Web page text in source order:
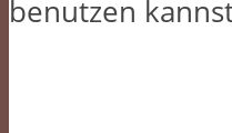
benutzen